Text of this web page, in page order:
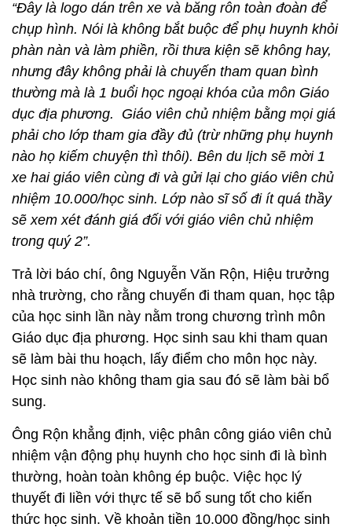
“Đây là logo dán trên xe và băng rôn toàn đoàn để
chụp hình. Nói là không bắt buộc để phụ huynh khỏi
phàn nàn và làm phiền, rồi thưa kiện sẽ không hay,
nhưng đây không phải là chuyến tham quan bình
thường mà là 1 buổi học ngoại khóa của môn Giáo
dục địa phương. Giáo viên chủ nhiệm bằng mọi giá
phải cho lớp tham gia đầy đủ (trừ những phụ huynh
nào họ kiếm chuyện thì thôi). Bên du lịch sẽ mời 1
xe hai giáo viên cùng đi và gửi lại cho giáo viên chủ
nhiệm 10.000/học sinh. Lớp nào sĩ số đi ít quá thầy
sẽ xem xét đánh giá đối với giáo viên chủ nhiệm
trong quý 2”.
Trả lời báo chí, ông Nguyễn Văn Rộn, Hiệu trưởng
nhà trường, cho rằng chuyến đi tham quan, học tập
của học sinh lần này nằm trong chương trình môn
Giáo dục địa phương. Học sinh sau khi tham quan
sẽ làm bài thu hoạch, lấy điểm cho môn học này.
Học sinh nào không tham gia sau đó sẽ làm bài bổ
sung.
Ông Rộn khẳng định, việc phân công giáo viên chủ
nhiệm vận động phụ huynh cho học sinh đi là bình
thường, hoàn toàn không ép buộc. Việc học lý
thuyết đi liền với thực tế sẽ bổ sung tốt cho kiến
thức học sinh. Về khoản tiền 10.000 đồng/học sinh